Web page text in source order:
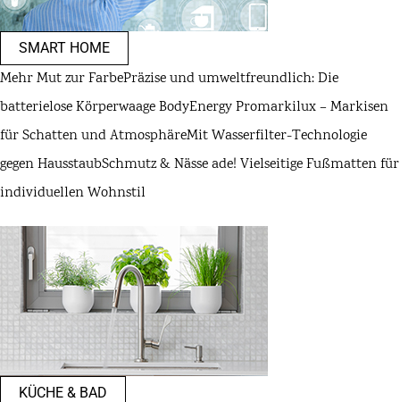
SMART HOME
Mehr Mut zur FarbePräzise und umweltfreundlich: Die
batterielose Körperwaage BodyEnergy Promarkilux – Markisen
für Schatten und AtmosphäreMit Wasserfilter-Technologie
gegen HausstaubSchmutz & Nässe ade! Vielseitige Fußmatten für
individuellen Wohnstil
KÜCHE & BAD